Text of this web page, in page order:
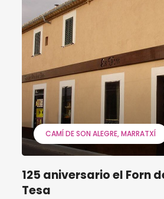
CAMÍ DE SON ALEGRE MARRATXÍ
125 aniversario el Forn
Tesa